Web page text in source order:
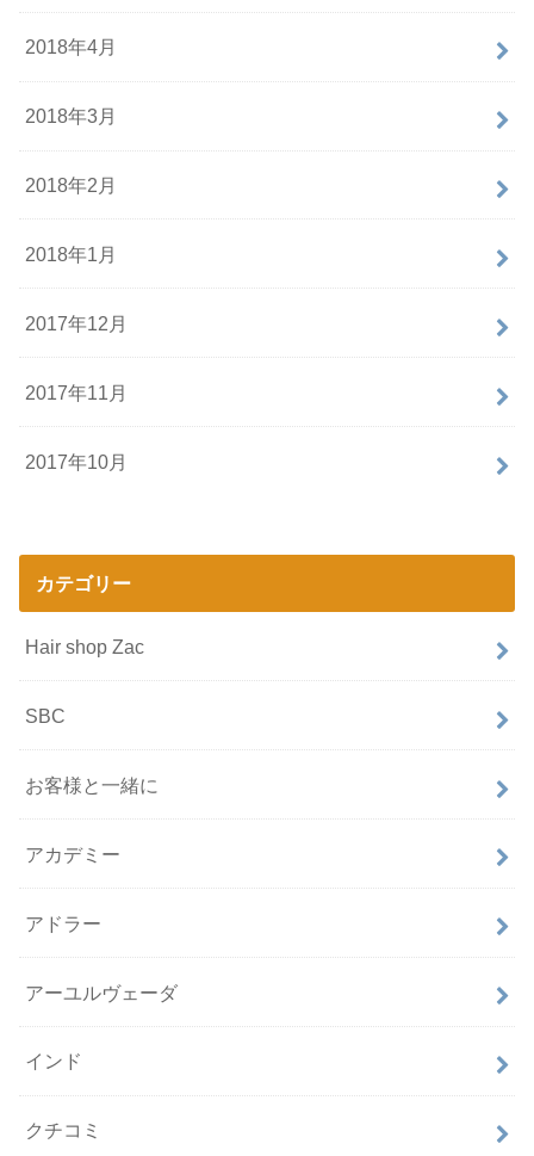
2018年4月
2018年3月
2018年2月
2018年1月
2017年12月
2017年11月
2017年10月
カテゴリー
Hair shop Zac
SBC
お客様と一緒に
アカデミー
アドラー
アーユルヴェーダ
インド
クチコミ